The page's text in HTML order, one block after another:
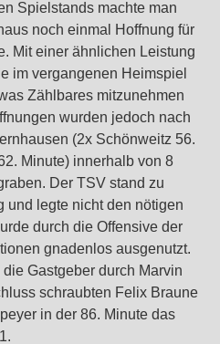
Spielstands machte man
noch einmal Hoffnung für
Mit einer ähnlichen Leistung
im vergangenen Heimspiel
Zählbares mitzunehmen
wurden jedoch nach
(2x Schönweitz 56.
Minute) innerhalb von 8
Der TSV stand zu
und legte nicht den nötigen
durch die Offensive der
gnadenlos ausgenutzt.
Gastgeber durch Marvin
schraubten Felix Braune
in der 86. Minute das